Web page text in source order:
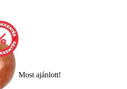
Most ajánlott!